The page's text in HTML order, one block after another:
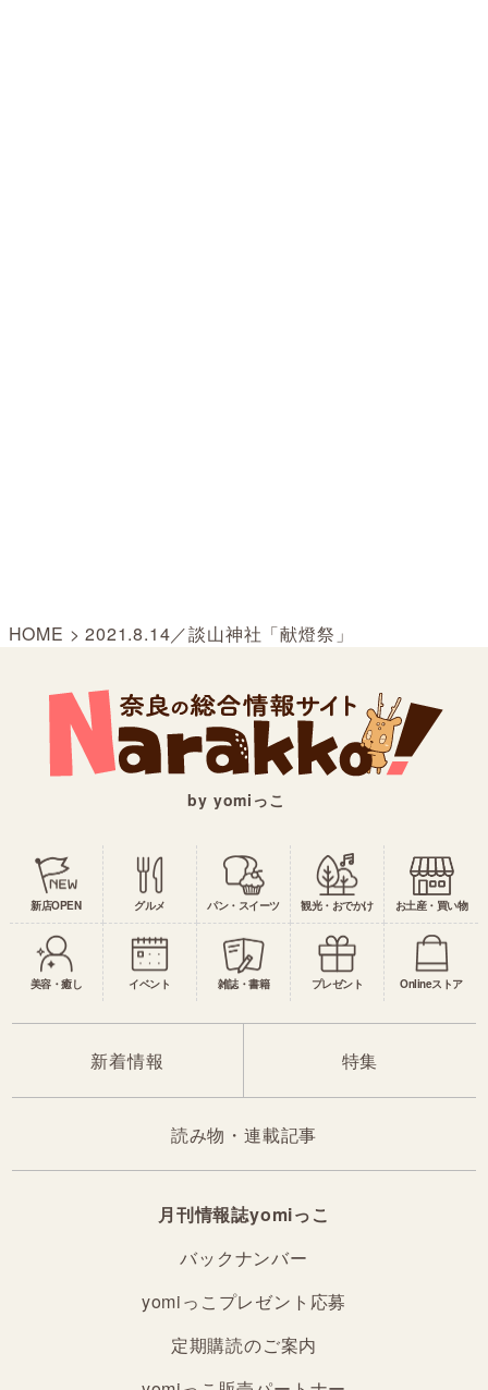
HOME >2021.8.14／談山神社「献燈祭」
by yomiっこ
新店OPEN グルメ パン・スイーツ 観光・おでかけ お土産・買い物
美容・癒し イベント 雑誌・書籍 プレゼント Onlineストア
新着情報 特集
読み物・連載記事
月刊情報誌yomiっこ
バックナンバー
yomiっこプレゼント応募
定期購読のご案内